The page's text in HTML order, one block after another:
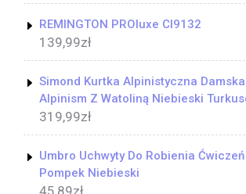
REMINGTON PROluxe CI9132
139,99zł
Simond Kurtka Alpinistyczna Damska
Alpinism Z Watoliną Niebieski
319,99zł
Umbro Uchwyty Do Robienia Ćwiczeń
Pompek Niebieski